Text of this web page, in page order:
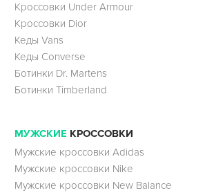
Кроссовки Under Armour
Кроссовки Dior
Кеды Vans
Кеды Converse
Ботинки Dr. Martens
Ботинки Timberland
МУЖСКИЕ КРОССОВКИ
Мужские кроссовки Adidas
Мужские кроссовки Nike
Мужские кроссовки New Balance